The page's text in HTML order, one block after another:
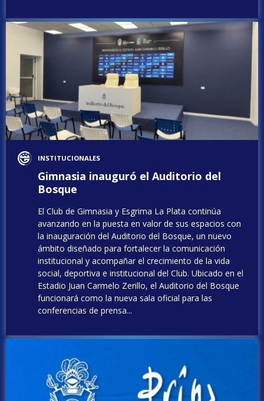
INSTITUCIONALES
Gimnasia inauguró el Auditorio del
Bosque
El Club de Gimnasia y Esgrima La Plata continúa
avanzando en la puesta en valor de sus espacios con
la inauguración del Auditorio del Bosque, un nuevo
ámbito diseñado para fortalecer la comunicación
institucional y acompañar el crecimiento de la vida
social, deportiva e institucional del Club. Ubicado en el
Estadio Juan Carmelo Zerillo, el Auditorio del Bosque
funcionará como la nueva sala oficial para las
conferencias de prensa...